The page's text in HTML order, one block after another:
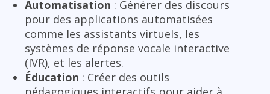
Automatisation : Générer des discours
pour des applications automatisées
comme les assistants virtuels, les
systèmes de réponse vocale interactive
(IVR), et les alertes.
Éducation : Créer des outils